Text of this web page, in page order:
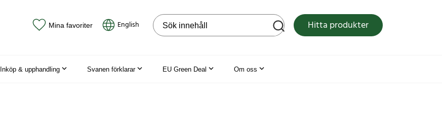
Mina favoriter English Sök på webbplatsen Hitta produkter
Inköp & upphandling Svanen förklarar EU Green Deal Om oss